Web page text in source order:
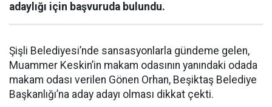
adaylığı için başvuruda bulundu.
Şişli Belediyesi’nde sansasyonlarla gündeme gelen,
Muammer Keskin’in makam odasının yanındaki odada
makam odası verilen Gönen Orhan, Beşiktaş Belediye
Başkanlığı’na aday adayı olması dikkat çekti.